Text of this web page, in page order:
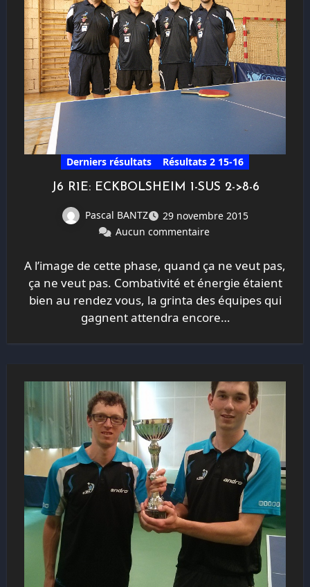
Derniers résultats Résultats 2 15-16
J6 R1E: ECKBOLSHEIM 1-SUS 2->8-6
Pascal BANTZ
29 novembre 2015
Aucun commentaire
A l’image de cette phase, quand ça ne veut pas,
ça ne veut pas. Combativité et énergie étaient
bien au rendez vous, la grinta des équipes qui
gagnent attendra encore…